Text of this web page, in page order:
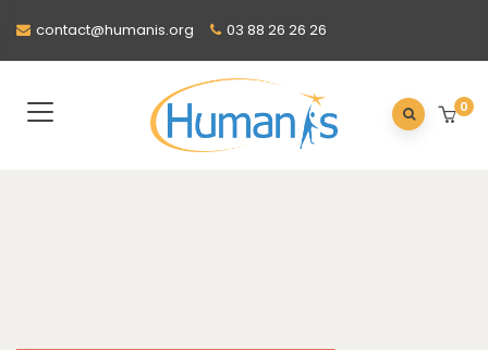
contact@humanis.org 03 88 26 26 26
0